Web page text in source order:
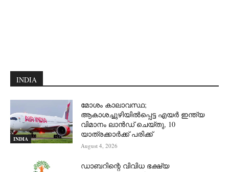
INDIA
INDIA
മോശം കാലാവസ്ഥ;
ആകാശച്ചുഴിയില്‍പ്പെട്ട എയര്‍ ഇന്ത്യ
വിമാനം ലാന്‍ഡ് ചെയ്തു, 10
യാത്രക്കാര്‍ക്ക് പരിക്ക്
August 4, 2026
ഡാബറിന്റെ വിവിധ ഭക്ഷ്യ